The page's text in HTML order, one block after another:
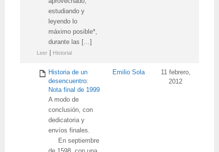
estudiando y
leyendo lo
máximo posible*,
durante las […]
Leer Historial
Historia de un
desencuentro:
Nota final de 1999
A modo de
conclusión, con
dedicatoria y
envíos finales.
En septiembre
Emilio Sola
11 febrero,
2012